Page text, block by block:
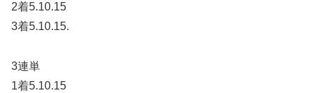
2着5.10.15
3着5.10.15.
3連単
1着5.10.15